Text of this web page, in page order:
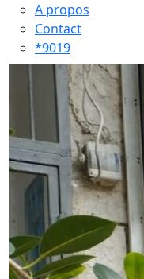
A propos
Contact
*9019